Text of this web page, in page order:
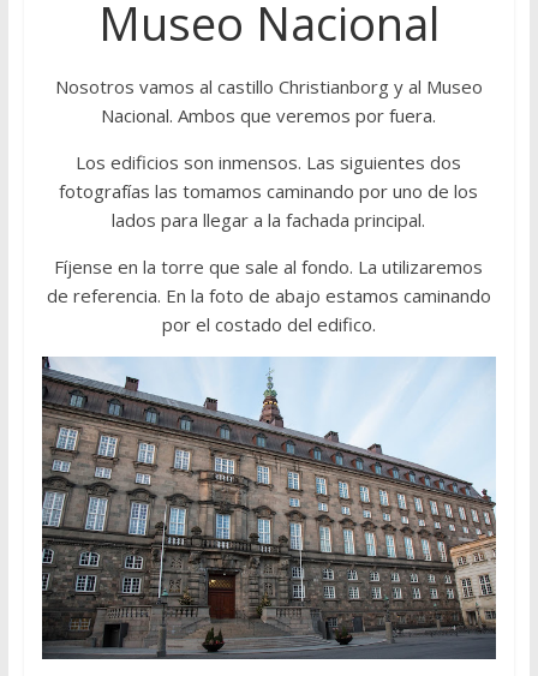
Museo Nacional
Nosotros vamos al castillo Christianborg y al Museo
Nacional. Ambos que veremos por fuera.
Los edificios son inmensos. Las siguientes dos
fotografías las tomamos caminando por uno de los
lados para llegar a la fachada principal.
Fíjense en la torre que sale al fondo. La utilizaremos
de referencia. En la foto de abajo estamos caminando
por el costado del edifico.